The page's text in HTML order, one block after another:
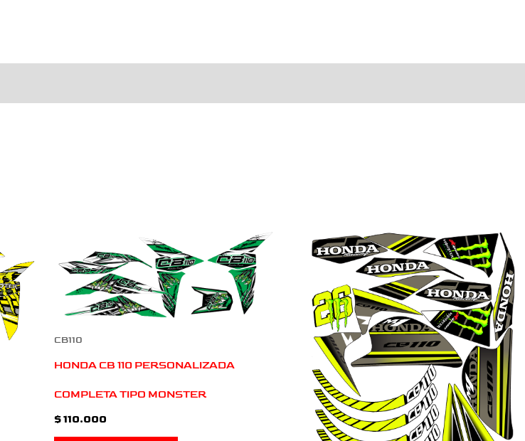
CB110
HONDA CB 110 PERSONALIZADA
COMPLETA TIPO MONSTER
$110.000